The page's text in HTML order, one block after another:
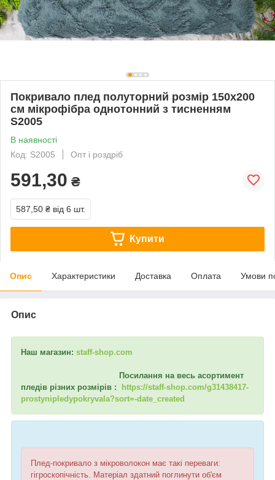
Покривало плед полуторний розмір 150х200
см мікрофібра однотонний з тисненням
S2005
В наявності
Код: S2005
Опт і роздріб
591,30 ₴
587,50 ₴ від 6 шт.
Купити
Опис Характеристики Доставка Оплата Умови
Опис
Наш магазин: staff-shop.com
Посилання на весь асортимент
пледів різних розмірів :
https://staff-shop.com/g31438417-
prostynipledypokryvala?sort=-date_created
Плед-покривало з мікроволокон має такі переваги:
гігроскопічність. Матеріал здатний поглинути об'єм